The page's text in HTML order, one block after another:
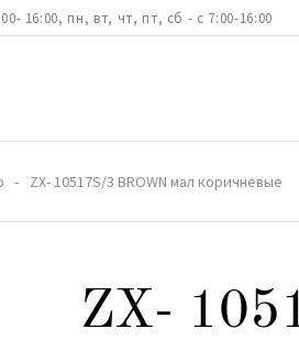
16:00, пн, вт, чт, пт, сб - с 7:00-16:00
ZX- 10517S/3 BROWN мал коричневые
ZX-